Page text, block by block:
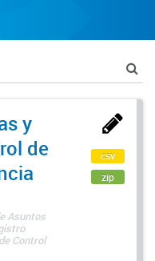
y
de
Asuntos
Control
csv
zip